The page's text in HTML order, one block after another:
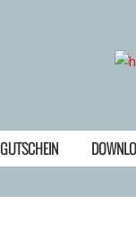
GUTSCHEIN